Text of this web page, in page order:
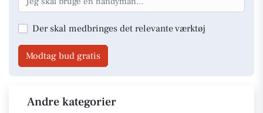
Der skal medbringes det relevante værktøj
Modtag bud gratis
Andre kategorier